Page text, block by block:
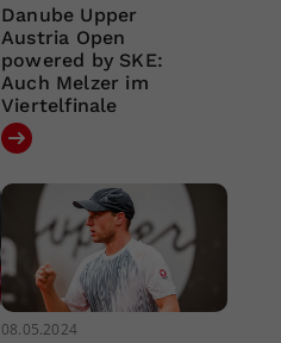
Danube Upper
Austria Open
powered by SKE:
Auch Melzer im
Viertelfinale
08.05.2024